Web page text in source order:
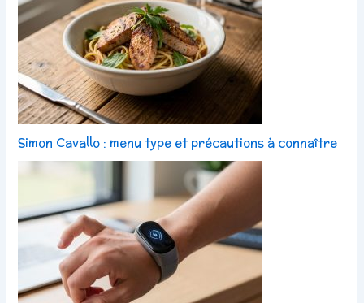
Simon Cavallo : menu type et précautions à connaître